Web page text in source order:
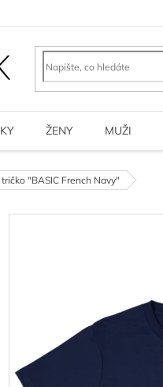
ŽENY MUŽI
"BASIC French Navy"